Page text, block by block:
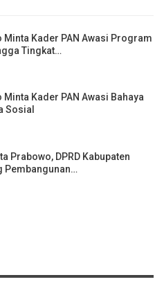
Minta Kader PAN Awasi Program
Tingkat…
Kader PAN Awasi Bahaya
Sosial
Prabowo, DPRD Kabupaten
Pembangunan…